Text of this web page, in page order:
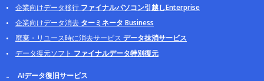
企業向けデータ移行 ファイナルパソコン引越しEnterprise
企業向けデータ消去 ターミネータ Business
廃棄・リユース時に消去サービス データ抹消サービス
データ復元ソフト ファイナルデータ特別復元
AIデータ復旧サービス